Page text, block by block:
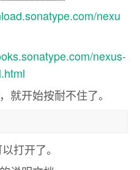
nexu
nexus-
就开始按耐不住了。
打开了。